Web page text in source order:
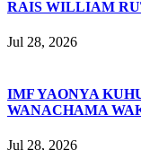
RAIS WILLIAM
Jul 28, 2026
IMF YAONYA
WANACHAMA
Jul 28, 2026